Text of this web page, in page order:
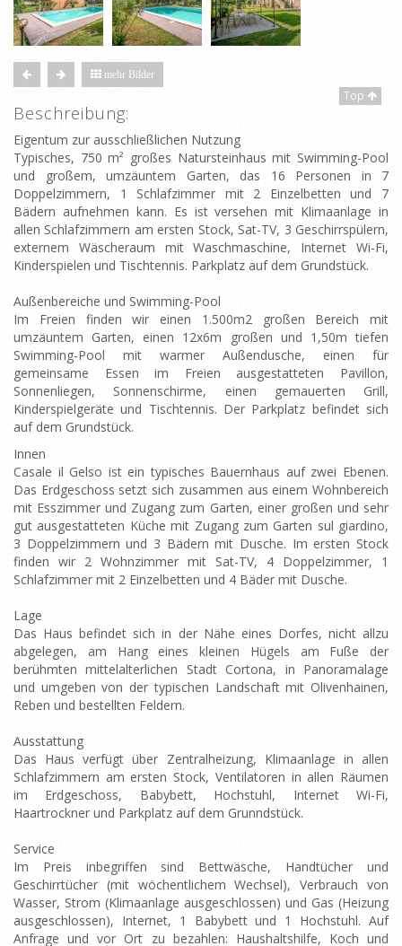
mehr Bilder
Top
Beschreibung:
Eigentum zur ausschließlichen Nutzung
Typisches, 750 m² großes Natursteinhaus mit Swimming-Pool
und großem, umzäuntem Garten, das 16 Personen in 7
Doppelzimmern, 1 Schlafzimmer mit 2 Einzelbetten und 7
Bädern aufnehmen kann. Es ist versehen mit Klimaanlage in
allen Schlafzimmern am ersten Stock, Sat-TV, 3 Geschirrspülern,
externem Wäscheraum mit Waschmaschine, Internet Wi-Fi,
Kinderspielen und Tischtennis. Parkplatz auf dem Grundstück.
Außenbereiche und Swimming-Pool
Im Freien finden wir einen 1.500m2 großen Bereich mit
umzäuntem Garten, einen 12x6m großen und 1,50m tiefen
Swimming-Pool mit warmer Außendusche, einen für
gemeinsame Essen im Freien ausgestatteten Pavillon,
Sonnenliegen, Sonnenschirme, einen gemauerten Grill,
Kinderspielgeräte und Tischtennis. Der Parkplatz befindet sich
auf dem Grundstück.
Innen
Casale il Gelso ist ein typisches Bauernhaus auf zwei Ebenen.
Das Erdgeschoss setzt sich zusammen aus einem Wohnbereich
mit Esszimmer und Zugang zum Garten, einer großen und sehr
gut ausgestatteten Küche mit Zugang zum Garten sul giardino,
3 Doppelzimmern und 3 Bädern mit Dusche. Im ersten Stock
finden wir 2 Wohnzimmer mit Sat-TV, 4 Doppelzimmer, 1
Schlafzimmer mit 2 Einzelbetten und 4 Bäder mit Dusche.
Lage
Das Haus befindet sich in der Nähe eines Dorfes, nicht allzu
abgelegen, am Hang eines kleinen Hügels am Fuße der
berühmten mittelalterlichen Stadt Cortona, in Panoramalage
und umgeben von der typischen Landschaft mit Olivenhainen,
Reben und bestellten Feldern.
Ausstattung
Das Haus verfügt über Zentralheizung, Klimaanlage in allen
Schlafzimmern am ersten Stock, Ventilatoren in allen Räumen
im Erdgeschoss, Babybett, Hochstuhl, Internet Wi-Fi,
Haartrockner und Parkplatz auf dem Grunndstück.
Service
Im Preis inbegriffen sind Bettwäsche, Handtücher und
Geschirrtücher (mit wöchentlichem Wechsel), Verbrauch von
Wasser, Strom (Klimaanlage ausgeschlossen) und Gas (Heizung
ausgeschlossen), Internet, 1 Babybett und 1 Hochstuhl. Auf
Anfrage und vor Ort zu bezahlen: Haushaltshilfe, Koch und